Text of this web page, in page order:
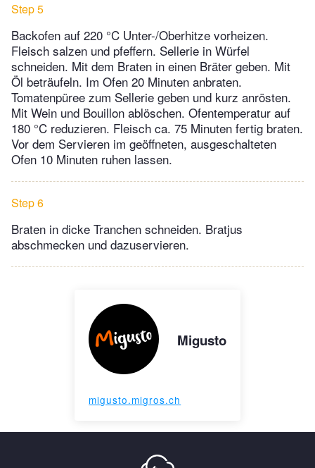
Step 5
Backofen auf 220 °C Unter-/Oberhitze vorheizen.
Fleisch salzen und pfeffern. Sellerie in Würfel
schneiden. Mit dem Braten in einen Bräter geben. Mit
Öl beträufeln. Im Ofen 20 Minuten anbraten.
Tomatenpüree zum Sellerie geben und kurz anrösten.
Mit Wein und Bouillon ablöschen. Ofentemperatur auf
180 °C reduzieren. Fleisch ca. 75 Minuten fertig braten.
Vor dem Servieren im geöffneten, ausgeschalteten
Ofen 10 Minuten ruhen lassen.
Step 6
Braten in dicke Tranchen schneiden. Bratjus
abschmecken und dazuservieren.
Migusto
migusto.migros.ch